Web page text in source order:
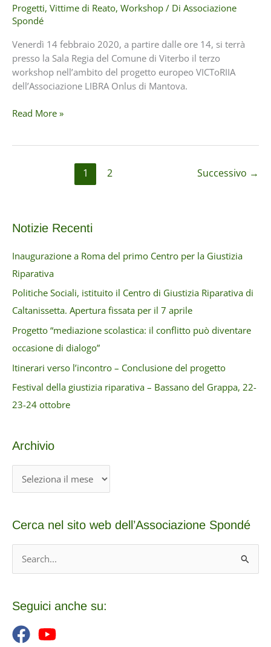
Progetti, Vittime di Reato, Workshop / Di Associazione
Spondé
Venerdì 14 febbraio 2020, a partire dalle ore 14, si terrà
presso la Sala Regia del Comune di Viterbo il terzo
workshop nell’ambito del progetto europeo VICToRIIA
dell’Associazione LIBRA Onlus di Mantova.
Workshop
Read More »
1 2 Successivo →
Notizie Recenti
Inaugurazione a Roma del primo Centro per la Giustizia
Riparativa
Politiche Sociali, istituito il Centro di Giustizia Riparativa di
Caltanissetta. Apertura fissata per il 7 aprile
Progetto “mediazione scolastica: il conflitto può diventare
occasione di dialogo”
Itinerari verso l’incontro – Conclusione del progetto
Festival della giustizia riparativa – Bassano del Grappa, 22-
23-24 ottobre
Archivio
r
h
i
Cerca nel sito web dell’Associazione Spondé
c
:
Seguici anche su: